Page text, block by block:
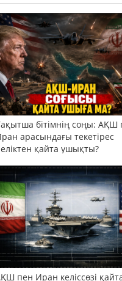
бітімнің соңы: АҚШ
арасындағы текетірес
қайта ушықты?
пен Иран келіссөзі